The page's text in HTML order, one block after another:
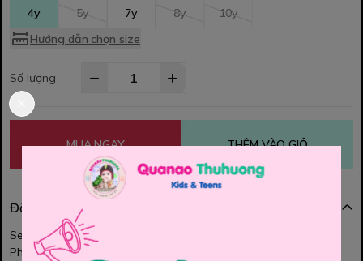
4y
5y 7y 8y
10y
Hướng dẫn chọn size
Số lượng
MUA NGAY THÊM VÀO GIỎ
Đặc điểm nổi bật
Set áo trắng đính nơ siêu xinh 🎀
Phối chân váy caro đỏ nổi bật ❤️